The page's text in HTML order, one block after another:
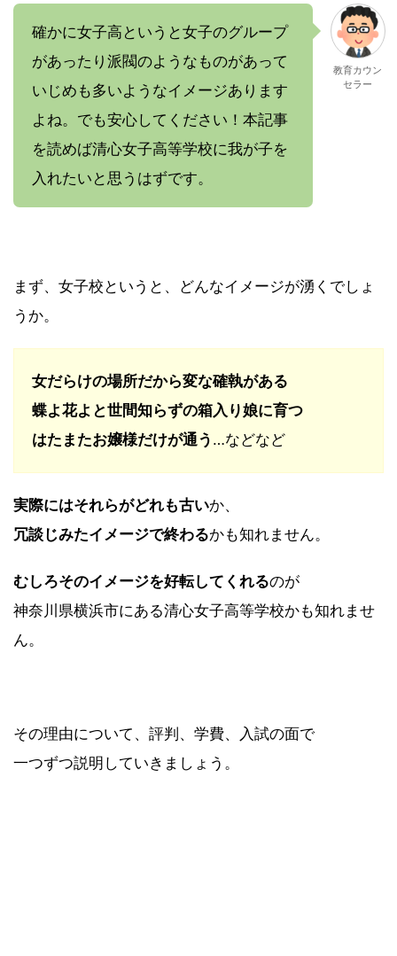
確かに女子高というと女子のグループ
があったり派閥のようなものがあって
いじめも多いようなイメージあります
よね。でも安心してください！本記事
を読めば清心女子高等学校に我が子を
入れたいと思うはずです。
教育カウン
セラー
まず、女子校というと、どんなイメージが湧くでしょ
うか。
女だらけの場所だから変な確執がある
蝶よ花よと世間知らずの箱入り娘に育つ
はたまたお嬢様だけが通う …などなど
実際にはそれらがどれも古いか、
冗談じみたイメージで終わるかも知れません。
むしろそのイメージを好転してくれるのが
神奈川県横浜市にある清心女子高等学校かも知れませ
ん。
その理由について、評判、学費、入試の面で
一つずつ説明していきましょう。